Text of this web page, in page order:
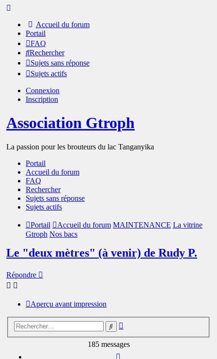
Accueil du forum
Portail
FAQ
Rechercher
Sujets sans réponse
Sujets actifs
Connexion
Inscription
Association Gtroph
La passion pour les brouteurs du lac Tanganyika
Portail
Accueil du forum
FAQ
Rechercher
Sujets sans réponse
Sujets actifs
Portail Accueil du forum MAINTENANCE La vitrine
Gtroph Nos bacs
Le "deux mètres" (à venir) de Rudy P.
Répondre
Aperçu avant impression
Rechercher
185 messages